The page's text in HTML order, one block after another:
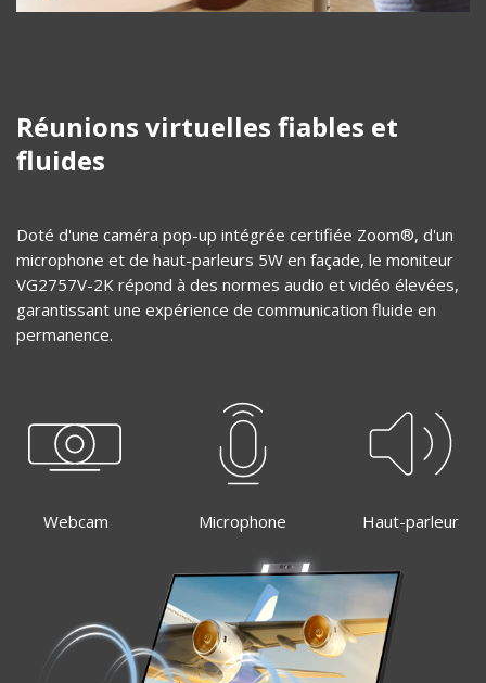
Réunions virtuelles fiables et
fluides
Doté d'une caméra pop-up intégrée certifiée Zoom®, d'un
microphone et de haut-parleurs 5W en façade, le moniteur
VG2757V-2K répond à des normes audio et vidéo élevées,
garantissant une expérience de communication fluide en
permanence.
Webcam Microphone Haut-parleur